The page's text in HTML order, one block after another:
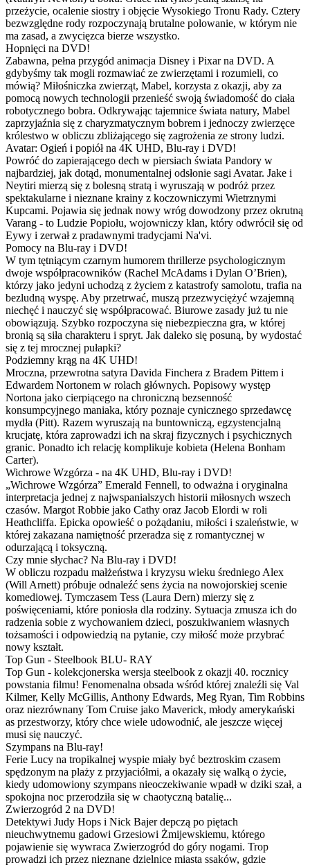
przeżycie, ocalenie siostry i objęcie Wysokiego Tronu Rady. Cztery
bezwzględne rody rozpoczynają brutalne polowanie, w którym nie
ma zasad, a zwycięzca bierze wszystko.
Hopnięci na DVD!
Zabawna, pełna przygód animacja Disney i Pixar na DVD. A
gdybyśmy tak mogli rozmawiać ze zwierzętami i rozumieli, co
mówią? Miłośniczka zwierząt, Mabel, korzysta z okazji, aby za
pomocą nowych technologii przenieść swoją świadomość do ciała
robotycznego bobra. Odkrywając tajemnice świata natury, Mabel
zaprzyjaźnia się z charyzmatycznym bobrem i jednoczy zwierzęce
królestwo w obliczu zbliżającego się zagrożenia ze strony ludzi.
Avatar: Ogień i popiół na 4K UHD, Blu-ray i DVD!
Powróć do zapierającego dech w piersiach świata Pandory w
najbardziej, jak dotąd, monumentalnej odsłonie sagi Avatar. Jake i
Neytiri mierzą się z bolesną stratą i wyruszają w podróż przez
spektakularne i nieznane krainy z koczowniczymi Wietrznymi
Kupcami. Pojawia się jednak nowy wróg dowodzony przez okrutną
Varang - to Ludzie Popiołu, wojowniczy klan, który odwrócił się od
Eywy i zerwał z pradawnymi tradycjami Na'vi.
Pomocy na Blu-ray i DVD!
W tym tętniącym czarnym humorem thrillerze psychologicznym
dwoje współpracowników (Rachel McAdams i Dylan O’Brien),
którzy jako jedyni uchodzą z życiem z katastrofy samolotu, trafia na
bezludną wyspę. Aby przetrwać, muszą przezwyciężyć wzajemną
niechęć i nauczyć się współpracować. Biurowe zasady już tu nie
obowiązują. Szybko rozpoczyna się niebezpieczna gra, w której
bronią są siła charakteru i spryt. Jak daleko się posuną, by wydostać
się z tej mrocznej pułapki?
Podziemny krąg na 4K UHD!
Mroczna, przewrotna satyra Davida Finchera z Bradem Pittem i
Edwardem Nortonem w rolach głównych. Popisowy występ
Nortona jako cierpiącego na chroniczną bezsenność
konsumpcyjnego maniaka, który poznaje cynicznego sprzedawcę
mydła (Pitt). Razem wyruszają na buntowniczą, egzystencjalną
krucjatę, która zaprowadzi ich na skraj fizycznych i psychicznych
granic. Ponadto ich relację komplikuje kobieta (Helena Bonham
Carter).
Wichrowe Wzgórza - na 4K UHD, Blu-ray i DVD!
„Wichrowe Wzgórza” Emerald Fennell, to odważna i oryginalna
interpretacja jednej z najwspanialszych historii miłosnych wszech
czasów. Margot Robbie jako Cathy oraz Jacob Elordi w roli
Heathcliffa. Epicka opowieść o pożądaniu, miłości i szaleństwie, w
której zakazana namiętność przeradza się z romantycznej w
odurzającą i toksyczną.
Czy mnie słychac? Na Blu-ray i DVD!
W obliczu rozpadu małżeństwa i kryzysu wieku średniego Alex
(Will Arnett) próbuje odnaleźć sens życia na nowojorskiej scenie
komediowej. Tymczasem Tess (Laura Dern) mierzy się z
poświęceniami, które poniosła dla rodziny. Sytuacja zmusza ich do
radzenia sobie z wychowaniem dzieci, poszukiwaniem własnych
tożsamości i odpowiedzią na pytanie, czy miłość może przybrać
nowy kształt.
Top Gun - Steelbook BLU- RAY
Top Gun - kolekcjonerska wersja steelbook z okazji 40. rocznicy
powstania filmu! Fenomenalna obsada wśród której znaleźli się Val
Kilmer, Kelly McGillis, Anthony Edwards, Meg Ryan, Tim Robbins
oraz niezrównany Tom Cruise jako Maverick, młody amerykański
as przestworzy, który chce wiele udowodnić, ale jeszcze więcej
musi się nauczyć.
Szympans na Blu-ray!
Ferie Lucy na tropikalnej wyspie miały być beztroskim czasem
spędzonym na plaży z przyjaciółmi, a okazały się walką o życie,
kiedy udomowiony szympans nieoczekiwanie wpadł w dziki szał, a
spokojna noc przerodziła się w chaotyczną batalię...
Zwierzogród 2 na DVD!
Detektywi Judy Hops i Nick Bajer depczą po piętach
nieuchwytnemu gadowi Grzesiowi Żmijewskiemu, którego
pojawienie się wywraca Zwierzogród do góry nogami. Trop
prowadzi ich przez nieznane dzielnice miasta ssaków, gdzie